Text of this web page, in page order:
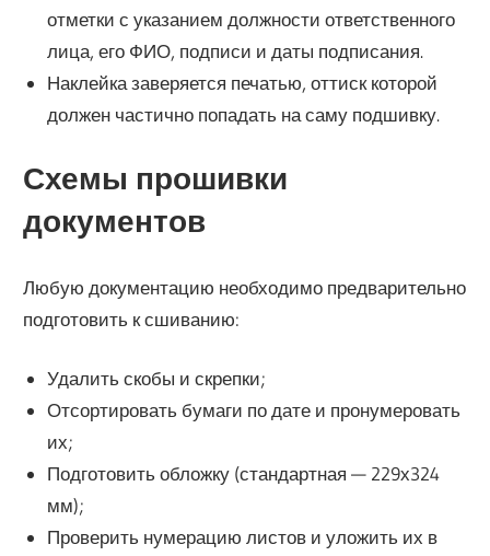
отметки с указанием должности ответственного
лица, его ФИО, подписи и даты подписания.
Наклейка заверяется печатью, оттиск которой
должен частично попадать на саму подшивку.
Схемы прошивки
документов
Любую документацию необходимо предварительно
подготовить к сшиванию:
Удалить скобы и скрепки;
Отсортировать бумаги по дате и пронумеровать
их;
Подготовить обложку (стандартная — 229х324
мм);
Проверить нумерацию листов и уложить их в